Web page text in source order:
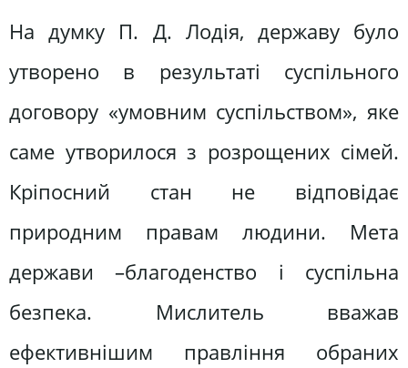
На думку П. Д. Лодія, державу було
утворено в результаті суспільного
договору «умовним суспільством», яке
саме утворилося з розрощених сімей.
Кріпосний стан не відповідає
природним правам людини. Мета
держави –благоденство і суспільна
безпека. Мислитель вважав
ефективнішим правління обраних